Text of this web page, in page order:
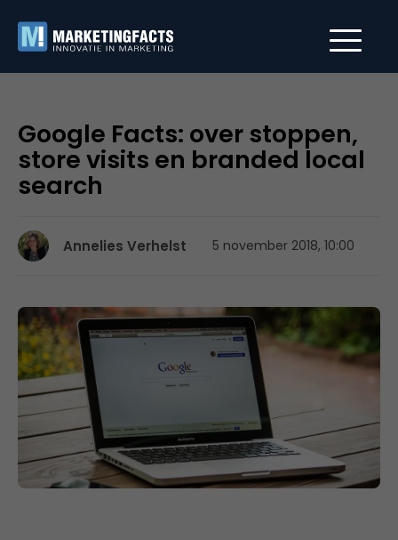
Google Facts: over stoppen,
store visits en branded local
search
Annelies Verhelst 5 november 2018, 10:00